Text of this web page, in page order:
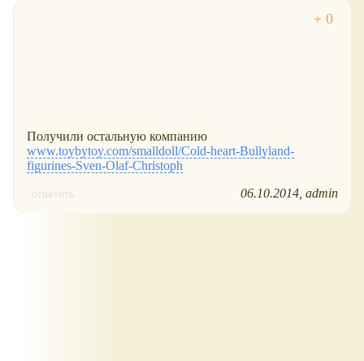
Получили остальную компанию
www.toybytoy.com/smalldoll/Cold-heart-Bullyland-
figurines-Sven-Olaf-Christoph
ответить 06.10.2014 admin